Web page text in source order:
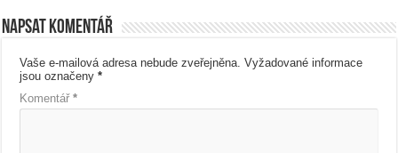
Napsat komentář
Vaše e-mailová adresa nebude zveřejněna. Vyžadované informace
jsou označeny*
Komentář*